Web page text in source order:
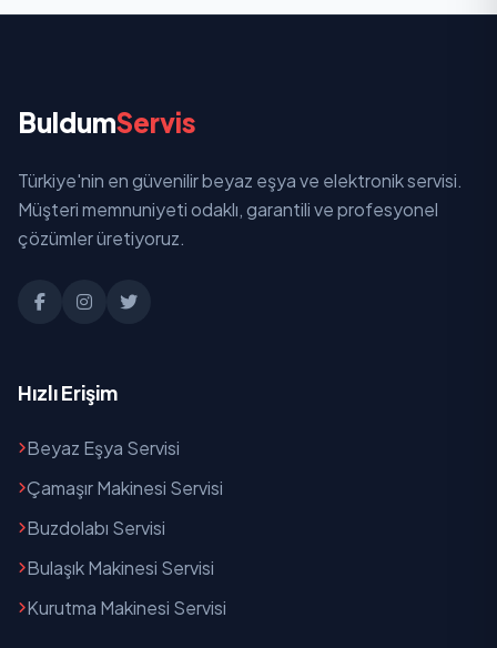
BuldumServis
Türkiye'nin en güvenilir beyaz eşya ve elektronik servisi.
Müşteri memnuniyeti odaklı, garantili ve profesyonel
çözümler üretiyoruz.
Hızlı Erişim
Beyaz Eşya Servisi
Çamaşır Makinesi Servisi
Buzdolabı Servisi
Bulaşık Makinesi Servisi
Kurutma Makinesi Servisi